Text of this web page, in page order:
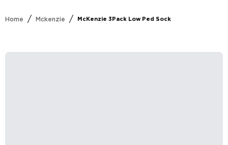
Home / Mckenzie / McKenzie 3Pack Low Ped Sock